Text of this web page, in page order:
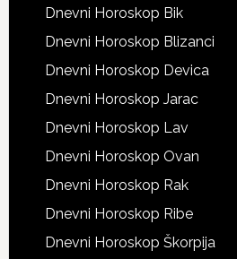
Dnevni Horoskop Bik
Dnevni Horoskop Blizanci
Dnevni Horoskop Devica
Dnevni Horoskop Jarac
Dnevni Horoskop Lav
Dnevni Horoskop Ovan
Dnevni Horoskop Rak
Dnevni Horoskop Ribe
Dnevni Horoskop Škorpija